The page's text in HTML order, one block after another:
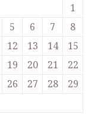
1
5 6 7
8
12 13 14
15
19 20 21
22
26 27 28
29